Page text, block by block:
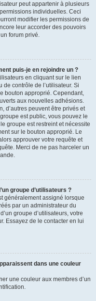
peut appartenir à plusieurs
individuelles. Ceci
modifier les permissions de
leur accorder des pouvoirs
forum privé.
puis-je en rejoindre un ?
en cliquant sur le lien
contrôle de l’utilisateur. Si
bouton approprié. Cependant,
aux nouvelles adhésions.
d’autres peuvent être privés et
est public, vous pouvez le
groupe est restreint et nécessite
sur le bouton approprié. Le
approuver votre requête et
Merci de ne pas harceler un
groupe d’utilisateurs ?
généralement assigné lorsque
par un administrateur du
groupe d’utilisateurs, votre
Essayez de le contacter en lui
dans une couleur
une couleur aux membres d’un